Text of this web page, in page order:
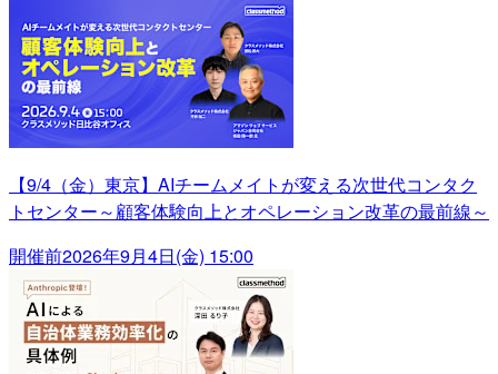
【9/4（金）東京】AIチームメイトが変える次世代コンタク
トセンター～顧客体験向上とオペレーション改革の最前線～
開催前2026年9月4日(金) 15:00